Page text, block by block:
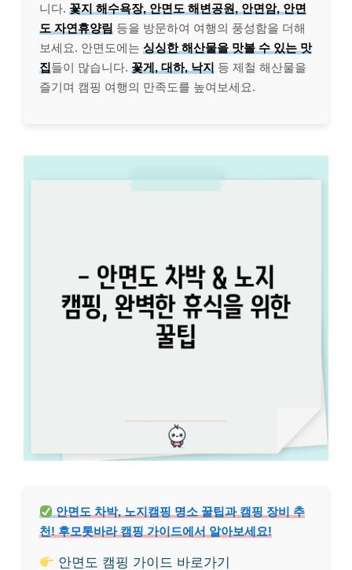
니다. 꽃지 해수욕장, 안면도 해변공원, 안면암, 안면
도 자연휴양림 등을 방문하여 여행의 풍성함을 더해
보세요. 안면도에는 싱싱한 해산물을 맛볼 수 있는 맛
집들이 많습니다. 꽃게, 대하, 낙지 등 제철 해산물을
즐기며 캠핑 여행의 만족도를 높여보세요.
안면도 차박, 노지캠핑 명소 꿀팁과 캠핑 장비 추
천! 후모톳바라 캠핑 가이드에서 알아보세요!
안면도 캠핑 가이드 바로가기